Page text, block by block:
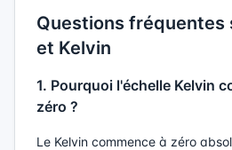
Questions fréquentes
et Kelvin
1. Pourquoi l'échelle Kelvin
zéro ?
Le Kelvin commence à zéro